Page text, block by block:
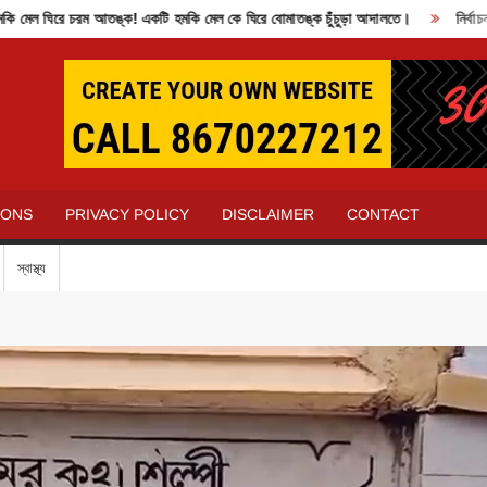
ঘিরে চরম আতঙ্ক! একটি হমকি মেল কে ঘিরে বোমাতঙ্ক চুঁচুড়া আদালতে। নির্বাচন
PRIVACY POLICY DISCLAIMER CONTACT
স্বাস্থ্য